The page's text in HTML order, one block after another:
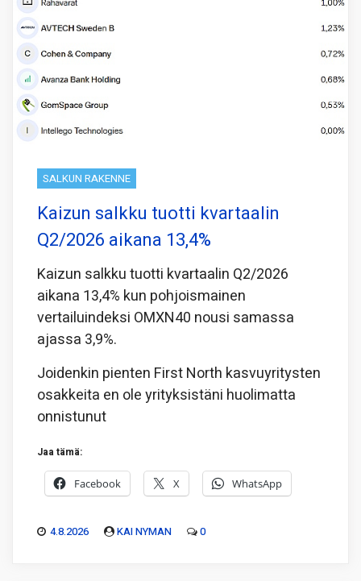
SALKUN RAKENNE
Kaizun salkku tuotti kvartaalin
Q2/2026 aikana 13,4%
Kaizun salkku tuotti kvartaalin Q2/2026
aikana 13,4% kun pohjoismainen
vertailuindeksi OMXN40 nousi samassa
ajassa 3,9%.
Joidenkin pienten First North kasvuyritysten
osakkeita en ole yrityksistäni huolimatta
onnistunut
Jaa tämä:
Facebook X WhatsApp
4.8.2026 KAI NYMAN 0